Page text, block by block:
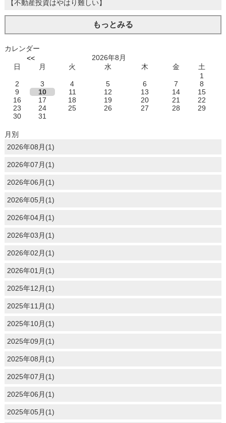
【不動産投資はやはり難しい】
もっとみる
カレンダー
<<
2026年8月
日
月 火 水 木 金
土
1
2
3 4 5 6 7
8
9
10 11 12 13 14
15
16
17 18 19 20 21
22
23
24 25 26 27 28
29
30
31
月別
2026年08月(1)
2026年07月(1)
2026年06月(1)
2026年05月(1)
2026年04月(1)
2026年03月(1)
2026年02月(1)
2026年01月(1)
2025年12月(1)
2025年11月(1)
2025年10月(1)
2025年09月(1)
2025年08月(1)
2025年07月(1)
2025年06月(1)
2025年05月(1)